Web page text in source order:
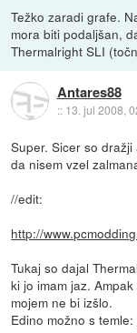
Težko zaradi grafe.
mora biti podaljšan,
Thermalright SLI
Antares88
:: 13. jul 2008,
Super. Sicer so
da nisem vzel
//edit:
http://
Tukaj so dajal
ki jo imam jaz.
mojem ne bi izšlo.
Edino možno s temle: